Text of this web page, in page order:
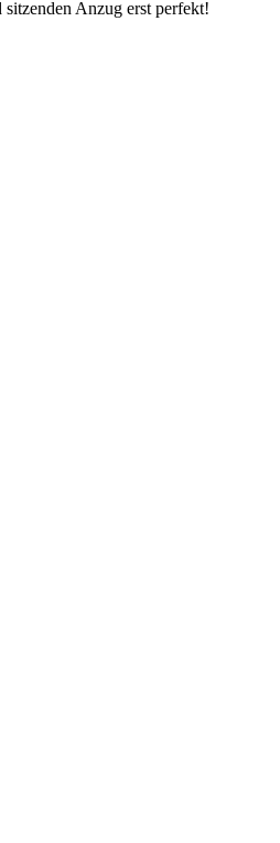
Anzug erst perfekt!